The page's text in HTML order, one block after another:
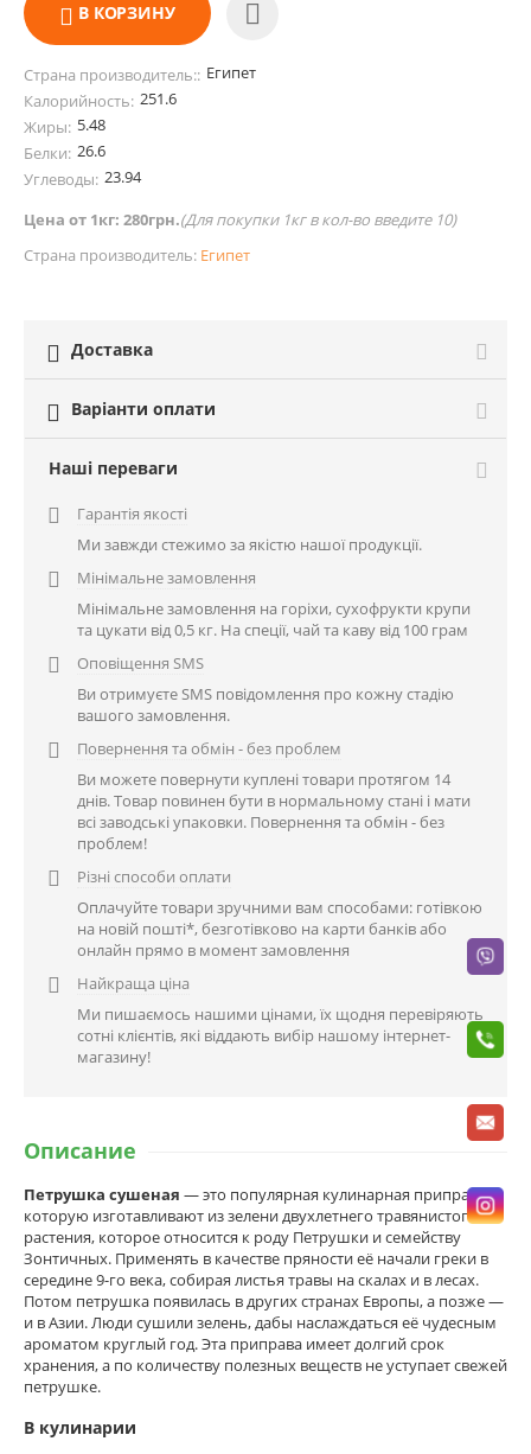
В КОРЗИНУ
Страна производитель:: Египет
Калорийность: 251.6
Жиры: 5.48
Белки: 26.6
Углеводы: 23.94
Цена от 1кг: 280грн.(Для покупки 1кг в кол-во введите 10)
Страна производитель: Египет
 Доставка
 Варіанти оплати
Наші переваги

Гарантія якості
Ми завжди стежимо за якістю нашої продукції.

Мінімальне замовлення
Мінімальне замовлення на горіхи, сухофрукти крупи
та цукати від 0,5 кг. На спеції, чай та каву від 100 грам

Оповіщення SMS
Ви отримуєте SMS повідомлення про кожну стадію
вашого замовлення.

Повернення та обмін - без проблем
Ви можете повернути куплені товари протягом 14
днів. Товар повинен бути в нормальному стані і мати
всі заводські упаковки. Повернення та обмін - без
проблем!

Різні способи оплати
Оплачуйте товари зручними вам способами: готівкою
на новій пошті*, безготівково на карти банків або
онлайн прямо в момент замовлення

Найкраща ціна
Ми пишаємось нашими цінами, їх щодня перевіряють
сотні клієнтів, які віддають вибір нашому інтернет-
магазину!
Описание
Петрушка сушеная — это популярная кулинарная приправа,
которую изготавливают из зелени двухлетнего травянистого
растения, которое относится к роду Петрушки и семейству
Зонтичных. Применять в качестве пряности её начали греки в
середине 9-го века, собирая листья травы на скалах и в лесах.
Потом петрушка появилась в других странах Европы, а позже —
и в Азии. Люди сушили зелень, дабы наслаждаться её чудесным
ароматом круглый год. Эта приправа имеет долгий срок
хранения, а по количеству полезных веществ не уступает свежей
петрушке.
В кулинарии